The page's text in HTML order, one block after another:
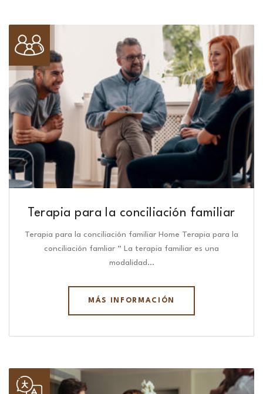
Terapia para la conciliación familiar
Terapia para la conciliación familiar Home Terapia para la
conciliación famliar “ La terapia familiar es una
modalidad…
MÁS INFORMACIÓN